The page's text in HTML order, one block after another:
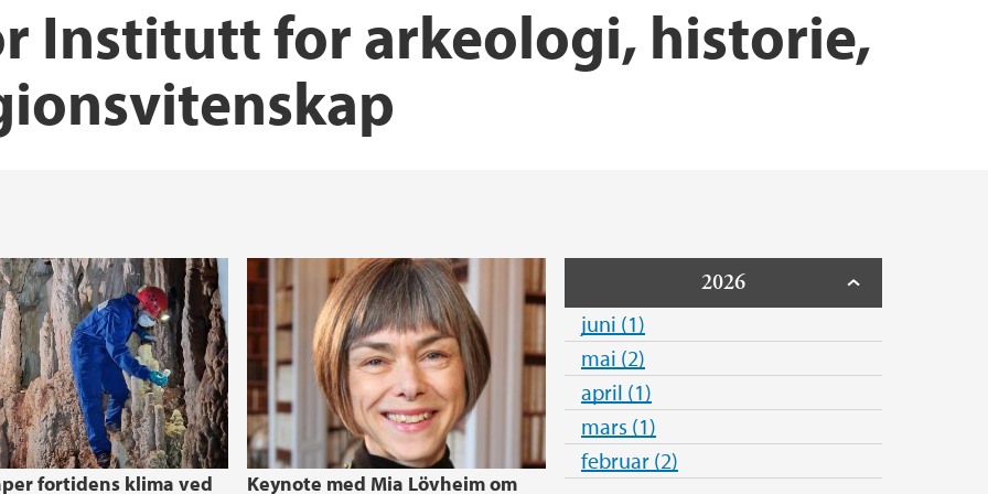
Institutt for arkeologi, historie,
fortidens klima ved
Keynote med Mia Lövheim om
2026
juni (1)
mai (2)
april (1)
mars (1)
februar (2)